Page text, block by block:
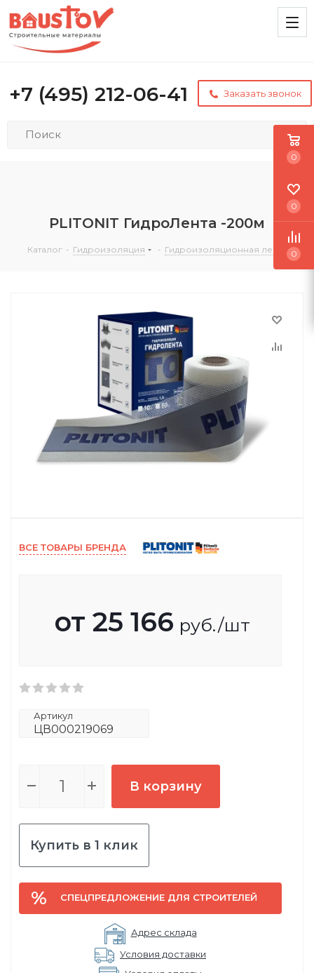
+7 (495) 212-06-41 Заказать звонок
PLITONIT ГидроЛента -200м
Каталог - Гидроизоляция - Гидроизоляционная лента
ВСЕ ТОВАРЫ БРЕНДА
от 25 166 руб./шт
Артикул
ЦВ000219069
В корзину
Купить в 1 клик
СПЕЦПРЕДЛОЖЕНИЕ ДЛЯ СТРОИТЕЛЕЙ
Адрес склада
Условия доставки
0
0
0